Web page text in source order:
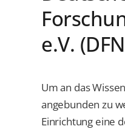
e.V.
Um an das
angebunden zu
Einrichtung eine